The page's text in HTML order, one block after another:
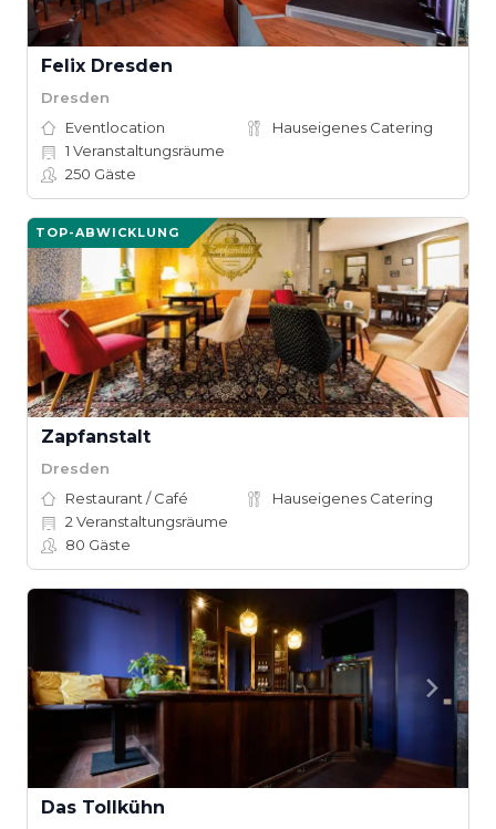
Felix Dresden
Dresden
Eventlocation
Hauseigenes Catering
1 Veranstaltungsräume
250 Gäste
TOP-ABWICKLUNG
Zapfanstalt
Dresden
Restaurant / Café
Hauseigenes Catering
2 Veranstaltungsräume
80 Gäste
Das Tollkühn